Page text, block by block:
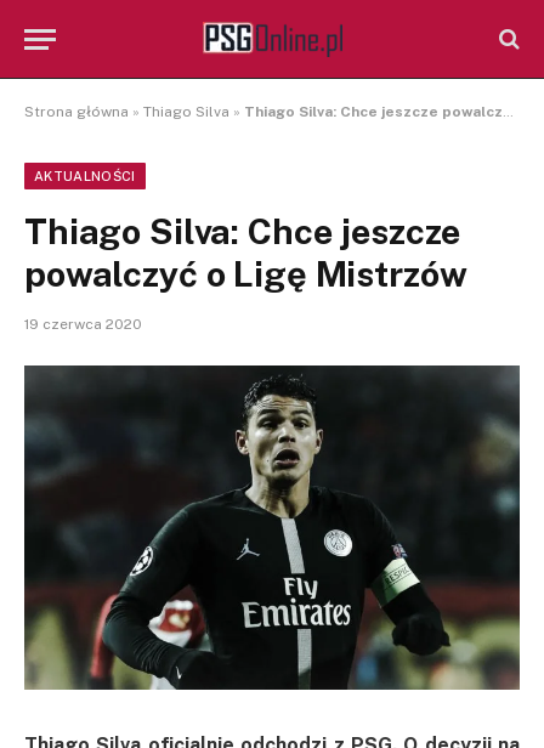
Strona główna » Thiago Silva » Thiago Silva: Chce jeszcze powalczyć o Ligę Mistrzów
AKTUALNOŚCI
Thiago Silva: Chce jeszcze
powalczyć o Ligę Mistrzów
19 czerwca 2020